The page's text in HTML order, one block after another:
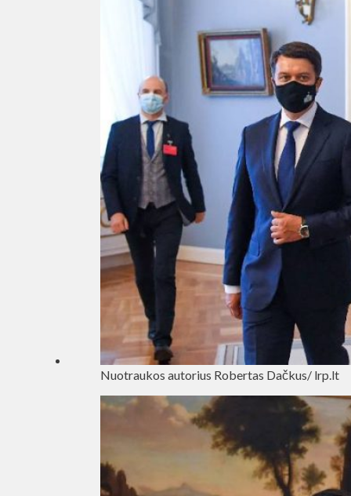
Nuotraukos autorius Robertas Dačkus/ lrp.lt